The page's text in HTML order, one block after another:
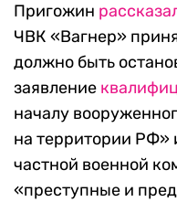
Пригожин
ЧВК «Вагнер»
должно быть
заявление
началу
на территории РФ»
частной военной
«преступные и